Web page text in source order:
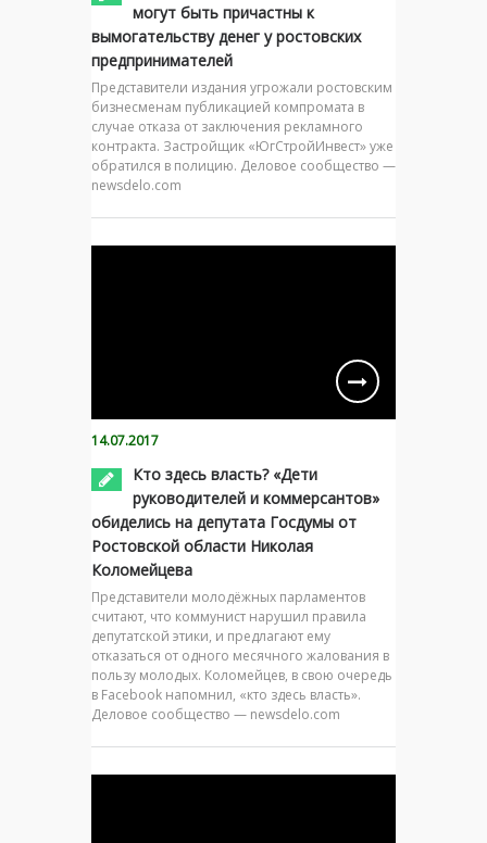
могут быть причастны к
вымогательству денег у ростовских
предпринимателей
Представители издания угрожали ростовским
бизнесменам публикацией компромата в
случае отказа от заключения рекламного
контракта. Застройщик «ЮгСтройИнвест» уже
обратился в полицию. Деловое сообщество —
newsdelo.com
14.07.2017
Кто здесь власть? «Дети
руководителей и коммерсантов»
обиделись на депутата Госдумы от
Ростовской области Николая
Коломейцева
Представители молодёжных парламентов
считают, что коммунист нарушил правила
депутатской этики, и предлагают ему
отказаться от одного месячного жалования в
пользу молодых. Коломейцев, в свою очередь
в Facebook напомнил, «кто здесь власть».
Деловое сообщество — newsdelo.com